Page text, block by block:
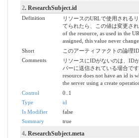
2. ResearchSubject.id
Definition
リソースのURLで使用される
てられたら、この値は変更さ
of the resource, as used in the
assigned, this value never
Short
このアーティファクトの論理
Comments
リソースにIDがないのは、ID
バーに送信されている場合で
resource does not have an id is
the server using a create
Control
0..1
Type
id
Is Modifier
false
Summary
true
4. ResearchSubject.meta